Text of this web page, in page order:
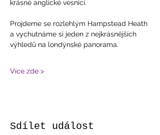
krásné anglické vesnici.
Projdeme se rozlehlým Hampstead Heath
a vychutnáme si jeden z nejkrásnějších
výhledů na londýnské panorama.
Více zde >
Sdílet událost